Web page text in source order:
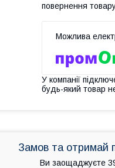
повернення
У компанії
будь-який товар
Замов та отримай
Ви заощаджуєте